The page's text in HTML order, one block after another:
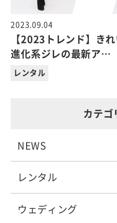
2023.09.04
【2023トレンド】き
進化系ジレの最新ア…
レンタル
カテゴ
NEWS
レンタル
ウェディング